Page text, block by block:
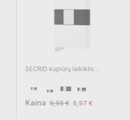
SECRID kupiūrų laikiklis...
Kaina 9,95 € 6,97 €